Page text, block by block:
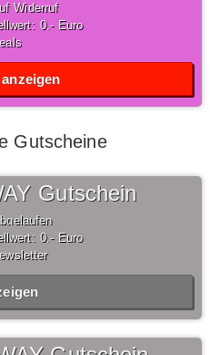
Widerruf
0,- Euro
Gutscheine
Gutschein
0,- Euro